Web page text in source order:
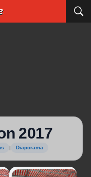
2017
| Diaporama